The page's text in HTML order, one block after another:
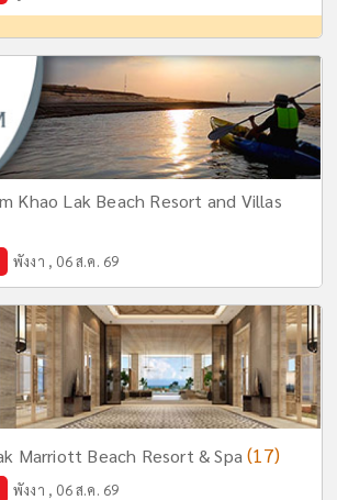
Khao Lak Beach Resort and Villas
พังงา , 06 ส.ค. 69
Marriott Beach Resort & Spa(17)
พังงา , 06 ส.ค. 69